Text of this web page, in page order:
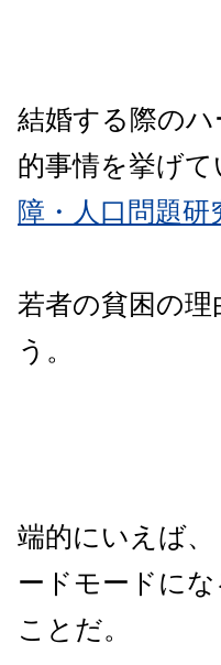
結婚する際の
的事情を挙げ
障・人口問題研
若者の貧困の
う。
端的にいえば
ードモードに
ことだ。